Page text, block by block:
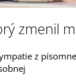
zmenil
z